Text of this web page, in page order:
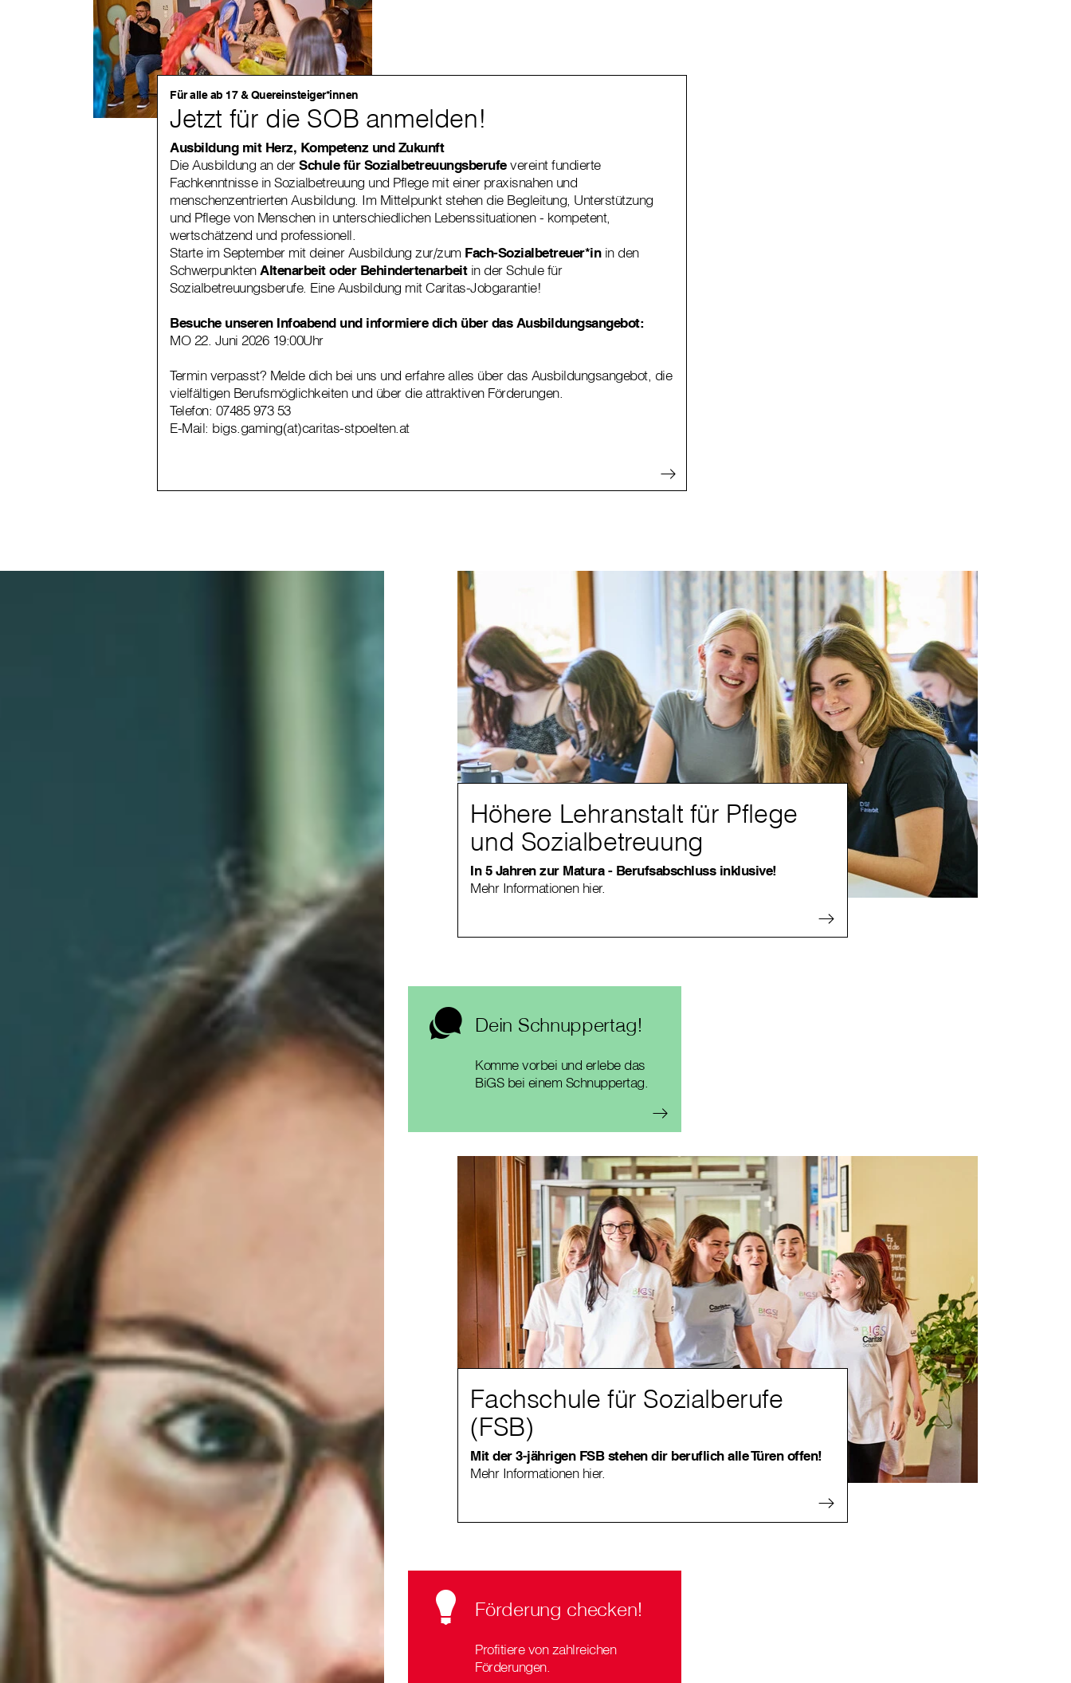
Für alle ab 17 & Quereinsteiger*innen
Jetzt für die SOB anmelden!
Ausbildung mit Herz, Kompetenz und Zukunft
Die Ausbildung an derSchule für Sozialbetreuungsberufevereint fundierte
Fachkenntnisse in Sozialbetreuung und Pflege mit einer praxisnahen und
menschenzentrierten Ausbildung. Im Mittelpunkt stehen die Begleitung, Unterstützung
und Pflege von Menschen in unterschiedlichen Lebenssituationen - kompetent,
wertschätzend und professionell.
Starte im September mit deiner Ausbildung zur/zum Fach-Sozialbetreuer*inin den
SchwerpunktenAltenarbeit oder Behindertenarbeitin der Schule für
Sozialbetreuungsberufe. Eine Ausbildung mit Caritas-Jobgarantie!
Besuche unseren Infoabend und informiere dich über das Ausbildungsangebot:
MO 22. Juni 2026 19:00Uhr
Termin verpasst? Melde dich bei uns und erfahre alles über das Ausbildungsangebot, die
vielfältigen Berufsmöglichkeiten und über die attraktiven Förderungen.
Telefon: 07485 973 53
E-Mail: bigs.gaming(at)caritas-stpoelten.at
Höhere Lehranstalt für Pflege
und Sozialbetreuung
In 5 Jahren zur Matura - Berufsabschluss inklusive!
Mehr Informationen hier.
Dein Schnuppertag!
Komme vorbei und erlebe das
BiGS bei einem Schnuppertag.
Fachschule für Sozialberufe
(FSB)
Mit der 3-jährigen FSB stehen dir beruflich alle Türen offen!
Mehr Informationen hier.
Förderung checken!
Profitiere von zahlreichen
Förderungen.